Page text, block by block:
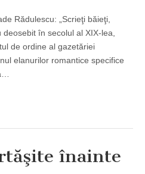
Rădulescu: „Scrieţi băieţi,
deosebit în secolul al XIX-lea,
de ordine al gazetăriei
elanurilor romantice specifice
înainte